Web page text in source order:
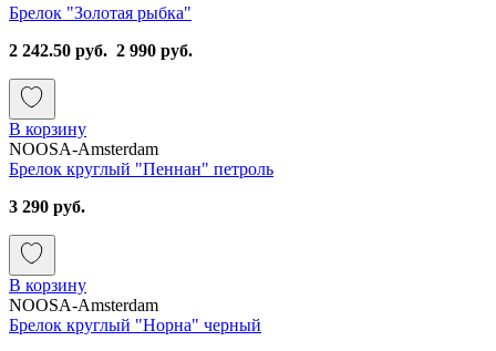
Брелок "Золотая рыбка"
2 242.50 руб. 2 990 руб.
В корзину
NOOSA-Amsterdam
Брелок круглый "Пеннан" петроль
3 290 руб.
В корзину
NOOSA-Amsterdam
Брелок круглый "Норна" черный